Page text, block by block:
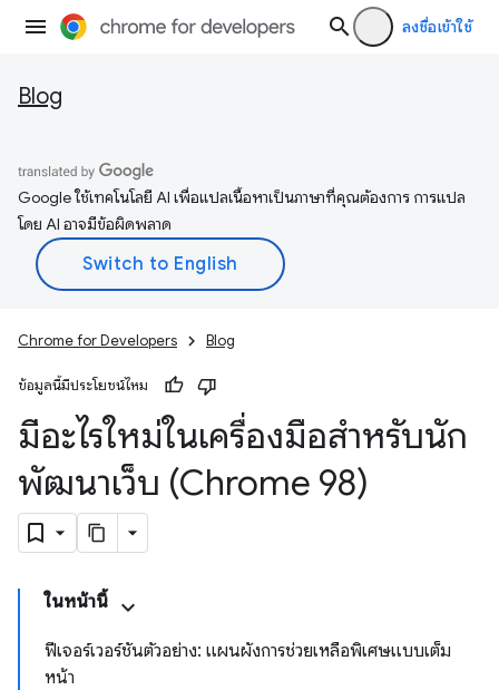
ลงชื่อเข้าใช้
Blog
Google ใช้เทคโนโลยี AI เพื่อแปลเนื้อหาเป็นภาษาที่คุณต้องการ การแปล
โดย AI อาจมีข้อผิดพลาด
Chrome for Developers Blog
ข้อมูลนี้มีประโยชน์ไหม
มีอะไรใหม่ในเครื่องมือสำหรับนัก
พัฒนาเว็บ (Chrome 98)
ในหน้านี้
ฟีเจอร์เวอร์ชันตัวอย่าง: แผนผังการช่วยเหลือพิเศษแบบเต็ม
หน้า